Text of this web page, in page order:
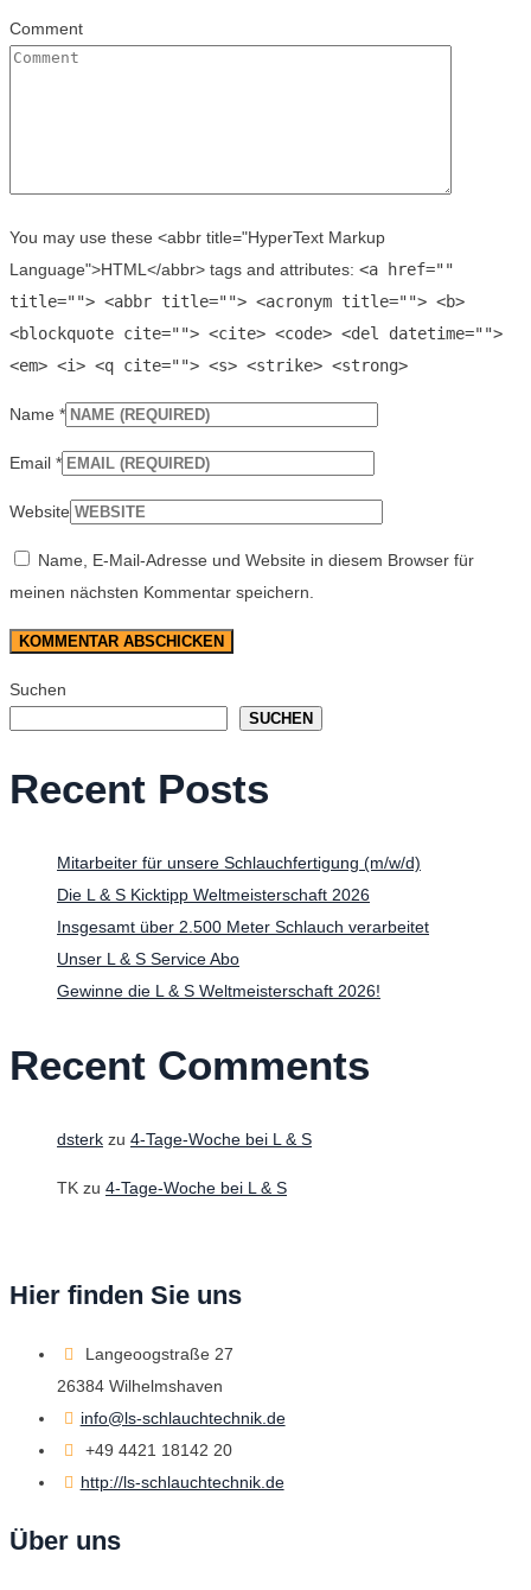
Comment
You may use these <abbr title="HyperText Markup
Language">HTML</abbr> tags and attributes: <a href=""
title=""> <abbr title=""> <acronym title=""> <b>
<blockquote cite=""> <cite> <code> <del datetime="">
<em> <i> <q cite=""> <s> <strike> <strong>
Name *
Email *
Website
Name, E-Mail-Adresse und Website in diesem Browser für
meinen nächsten Kommentar speichern.
Suchen
SUCHEN
Recent Posts
Mitarbeiter für unsere Schlauchfertigung (m/w/d)
Die L & S Kicktipp Weltmeisterschaft 2026
Insgesamt über 2.500 Meter Schlauch verarbeitet
Unser L & S Service Abo
Gewinne die L & S Weltmeisterschaft 2026!
Recent Comments
dsterk zu 4-Tage-Woche bei L & S
TK zu 4-Tage-Woche bei L & S
Hier finden Sie uns
Langeoogstraße 27
26384 Wilhelmshaven
info@ls-schlauchtechnik.de
+49 4421 18142 20
http://ls-schlauchtechnik.de
Über uns